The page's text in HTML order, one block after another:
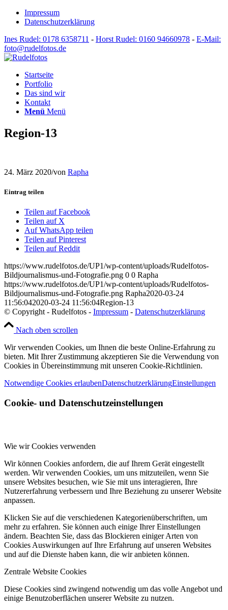
Impressum
Datenschutzerklärung
Ines Rudel: 0178 6358711 - Horst Rudel: 0160 94660978 - E-Mail:
foto@rudelfotos.de
Startseite
Portfolio
Das sind wir
Kontakt
Menü Menü
Region-13
24. März 2020/von Rapha
Eintrag teilen
Teilen auf Facebook
Teilen auf X
Auf WhatsApp teilen
Teilen auf Pinterest
Teilen auf Reddit
https://www.rudelfotos.de/UP1/wp-content/uploads/Rudelfotos-
Bildjournalismus-und-Fotografie.png 0 0 Rapha
https://www.rudelfotos.de/UP1/wp-content/uploads/Rudelfotos-
Bildjournalismus-und-Fotografie.png Rapha2020-03-24
11:56:042020-03-24 11:56:04Region-13
© Copyright - Rudelfotos - Impressum - Datenschutzerklärung
Nach oben scrollen
Wir verwenden Cookies, um Ihnen die beste Online-Erfahrung zu
bieten. Mit Ihrer Zustimmung akzeptieren Sie die Verwendung von
Cookies in Übereinstimmung mit unseren Cookie-Richtlinien.
Notwendige Cookies erlaubenDatenschutzerklärungEinstellungen
Cookie- und Datenschutzeinstellungen
Wie wir Cookies verwenden
Wir können Cookies anfordern, die auf Ihrem Gerät eingestellt
werden. Wir verwenden Cookies, um uns mitzuteilen, wenn Sie
unsere Websites besuchen, wie Sie mit uns interagieren, Ihre
Nutzererfahrung verbessern und Ihre Beziehung zu unserer Website
anpassen.
Klicken Sie auf die verschiedenen Kategorienüberschriften, um
mehr zu erfahren. Sie können auch einige Ihrer Einstellungen
ändern. Beachten Sie, dass das Blockieren einiger Arten von
Cookies Auswirkungen auf Ihre Erfahrung auf unseren Websites
und auf die Dienste haben kann, die wir anbieten können.
Zentrale Website Cookies
Diese Cookies sind zwingend notwendig um das volle Angebot und
einige Benutzoberflächen unserer Website zu nutzen.